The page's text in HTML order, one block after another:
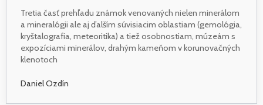
Tretia časť prehľadu známok venovaných nielen minerálom
a mineralógii ale aj ďalším súvisiacim oblastiam (gemológia,
kryštalografia, meteoritika) a tiež osobnostiam, múzeám s
expozíciami minerálov, drahým kameňom v korunovačných
klenotoch
Daniel Ozdín